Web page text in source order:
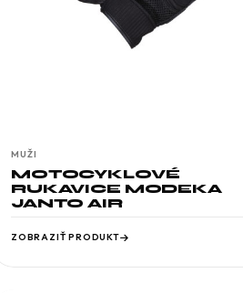
MUŽI
MOTOCYKLOVÉ
RUKAVICE MODEKA
JANTO AIR
ZOBRAZIŤ PRODUKT